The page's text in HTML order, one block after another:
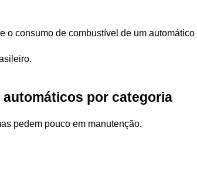
consumo de combustível de um
por categoria
pedem pouco em manutenção.